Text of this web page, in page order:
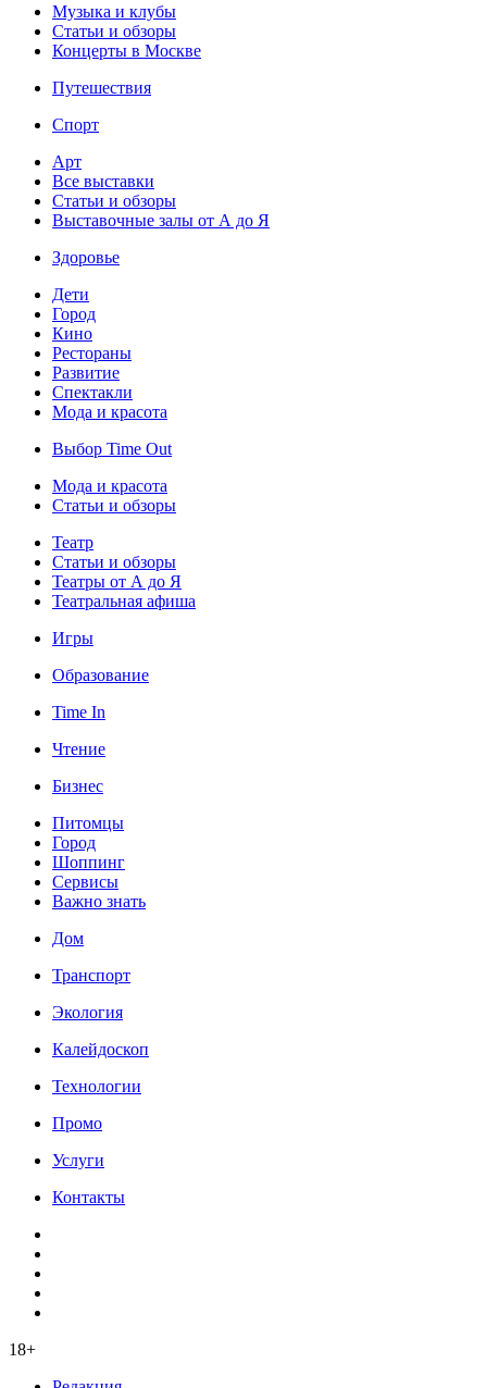
Музыка и клубы
Статьи и обзоры
Концерты в Москве
Путешествия
Спорт
Арт
Все выставки
Статьи и обзоры
Выставочные залы от А до Я
Здоровье
Дети
Город
Кино
Рестораны
Развитие
Спектакли
Мода и красота
Выбор Time Out
Мода и красота
Статьи и обзоры
Театр
Статьи и обзоры
Театры от А до Я
Театральная афиша
Игры
Образование
Time In
Чтение
Бизнес
Питомцы
Город
Шоппинг
Сервисы
Важно знать
Дом
Транспорт
Экология
Калейдоскоп
Технологии
Промо
Услуги
Контакты
18+